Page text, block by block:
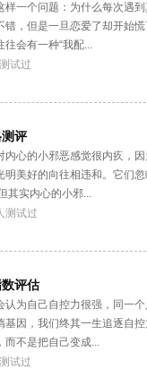
样一个问题：为什么每次遇
错，但是一旦恋爱了却开始
往会有一种“我配...
试过
评
内心的小邪恶感觉很内疚，
明美好的向往相违和。它们
其实内心的小邪...
测试过
评估
认为自己自控力很强，同一
基因，我们终其一生追逐自
而不是把自己变成...
试过